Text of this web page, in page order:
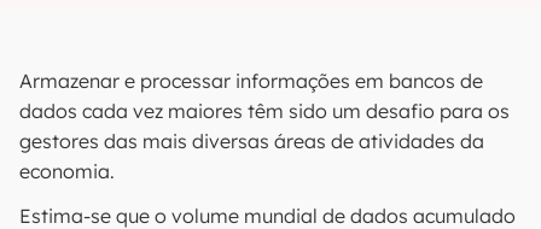
Armazenar e processar informações em bancos de
dados cada vez maiores têm sido um desafio para os
gestores das mais diversas áreas de atividades da
economia.
Estima-se que o volume mundial de dados acumulado